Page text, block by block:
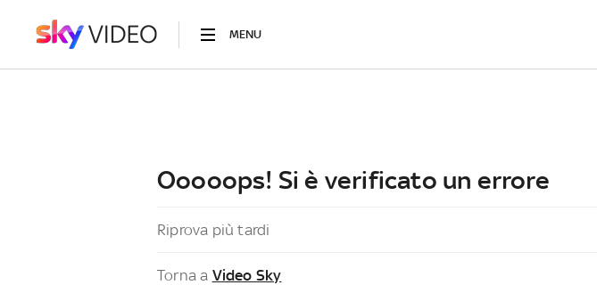
MENU
Ooooops! Si è verificato un errore
Riprova più tardi
Torna a Video Sky